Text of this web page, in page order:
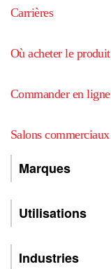
Carrières
Où acheter le produit
Commander en ligne
Salons commerciaux
Marques
Utilisations
Industries